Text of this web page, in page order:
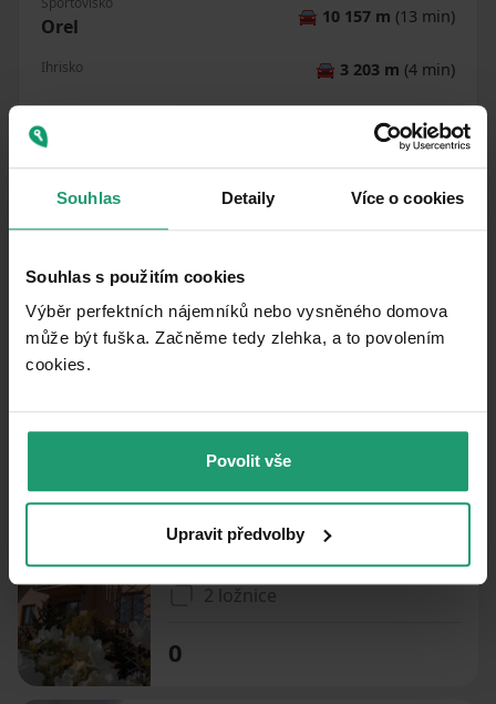
Souhlas Detaily Více o cookies
Souhlas s použitím cookies
Výběr perfektních nájemníků nebo vysněného domova
může být fuška. Začněme tedy zlehka, a to povolením
cookies.​
Povolit vše
Upravit předvolby
Orel 🚘 10 157 m (13 min)
Ihrisko 🚘 3 203 m (4 min)
Vzdialenosť k
Podobné ponuky ako táto
PRENÁJOM CHATA/CHALUPA
PRENÁJOM REKREAČNÉHO OBJEKTU
2 ložnice
0